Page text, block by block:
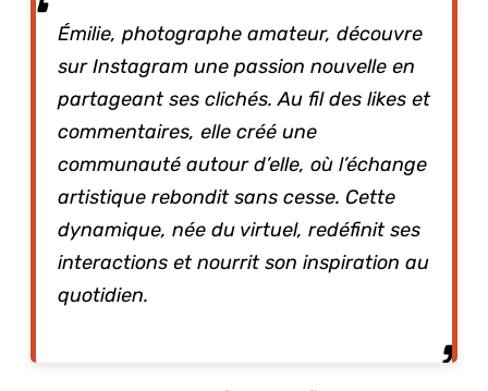
Émilie, photographe amateur, découvre
sur Instagram une passion nouvelle en
partageant ses clichés. Au fil des likes et
commentaires, elle créé une
communauté autour d’elle, où l’échange
artistique rebondit sans cesse. Cette
dynamique, née du virtuel, redéfinit ses
interactions et nourrit son inspiration au
quotidien.